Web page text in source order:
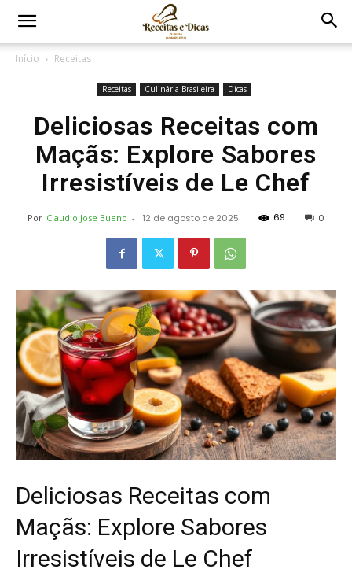
Início Receitas
Receitas Culinária Brasileira Dicas
Deliciosas Receitas com
Maçãs: Explore Sabores
Irresistíveis de Le Chef
Por Claudio Jose Bueno - 12 de agosto de 2025 69 0
Deliciosas Receitas com
Maçãs: Explore Sabores
Irresistíveis de Le Chef